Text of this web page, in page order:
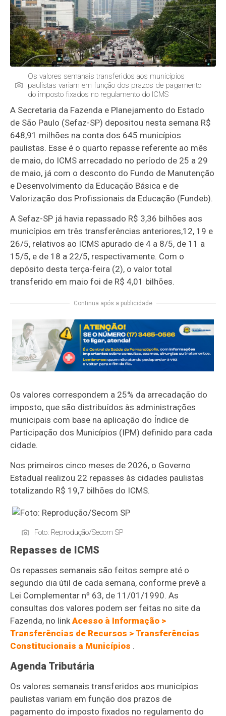
Os valores semanais transferidos aos municípios
paulistas variam em função dos prazos de pagamento
do imposto fixados no regulamento do ICMS
A Secretaria da Fazenda e Planejamento do Estado
de São Paulo (Sefaz-SP) depositou nesta semana R$
648,91 milhões na conta dos 645 municípios
paulistas. Esse é o quarto repasse referente ao mês
de maio, do ICMS arrecadado no período de 25 a 29
de maio, já com o desconto do Fundo de Manutenção
e Desenvolvimento da Educação Básica e de
Valorização dos Profissionais da Educação (Fundeb).
A Sefaz-SP já havia repassado R$ 3,36 bilhões aos
municípios em três transferências anteriores,12, 19 e
26/5, relativos ao ICMS apurado de 4 a 8/5, de 11 a
15/5, e de 18 a 22/5, respectivamente. Com o
depósito desta terça-feira (2), o valor total
transferido em maio foi de R$ 4,01 bilhões.
Continua após a publicidade
Os valores correspondem a 25% da arrecadação do
imposto, que são distribuídos às administrações
municipais com base na aplicação do Índice de
Participação dos Municípios (IPM) definido para cada
cidade.
Nos primeiros cinco meses de 2026, o Governo
Estadual realizou 22 repasses às cidades paulistas
totalizando R$ 19,7 bilhões do ICMS.
Foto: Reprodução/Secom SP
Repasses de ICMS
Os repasses semanais são feitos sempre até o
segundo dia útil de cada semana, conforme prevê a
Lei Complementar nº 63, de 11/01/1990. As
consultas dos valores podem ser feitas no site da
Fazenda, no linkAcesso à Informação >
Transferências de Recursos > Transferências
Constitucionais a Municípios .
Agenda Tributária
Os valores semanais transferidos aos municípios
paulistas variam em função dos prazos de
pagamento do imposto fixados no regulamento do